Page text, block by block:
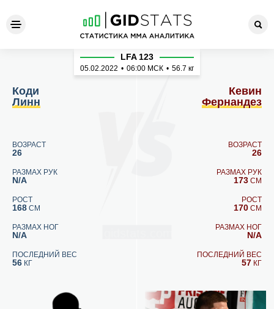
Коди Линн - Кевин
Коди
Линн
ВОЗРАСТ
26
РАЗМАХ РУК
N/A
РОСТ
168 СМ
РАЗМАХ НОГ
N/A
ПОСЛЕДНИЙ ВЕС
56 КГ
LFA 123
05.02.2022 • 06:00 МСК • 56.7 кг
Кевин
Фернандез
ВОЗРАСТ
26
РАЗМАХ РУК
173 СМ
РОСТ
170 СМ
РАЗМАХ НОГ
N/A
ПОСЛЕДНИЙ ВЕС
57 КГ